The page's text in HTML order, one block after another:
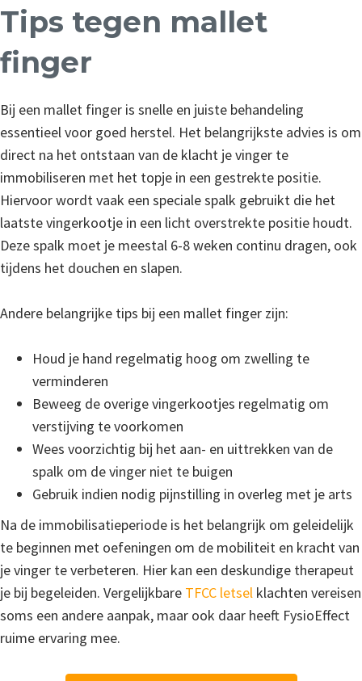
Tips tegen mallet
finger
Bij een mallet finger is snelle en juiste behandeling
essentieel voor goed herstel. Het belangrijkste advies is om
direct na het ontstaan van de klacht je vinger te
immobiliseren met het topje in een gestrekte positie.
Hiervoor wordt vaak een speciale spalk gebruikt die het
laatste vingerkootje in een licht overstrekte positie houdt.
Deze spalk moet je meestal 6-8 weken continu dragen, ook
tijdens het douchen en slapen.
Andere belangrijke tips bij een mallet finger zijn:
Houd je hand regelmatig hoog om zwelling te
verminderen
Beweeg de overige vingerkootjes regelmatig om
verstijving te voorkomen
Wees voorzichtig bij het aan- en uittrekken van de
spalk om de vinger niet te buigen
Gebruik indien nodig pijnstilling in overleg met je arts
Na de immobilisatieperiode is het belangrijk om geleidelijk
te beginnen met oefeningen om de mobiliteit en kracht van
je vinger te verbeteren. Hier kan een deskundige therapeut
je bij begeleiden. Vergelijkbare TFCC letsel klachten vereisen
soms een andere aanpak, maar ook daar heeft FysioEffect
ruime ervaring mee.